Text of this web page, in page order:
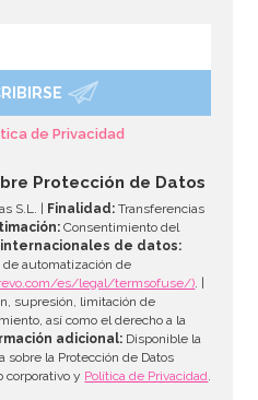
0,5 Lt
de Privacidad
Protección de Datos
S.L. | Finalidad: Transferencias
Consentimiento del
de datos:
de automatización de
es/legal/termsofuse/). |
supresión, limitación de
así como el derecho a la
adicional: Disponible la
sobre la Protección de Datos
corporativo y Política de Privacidad.